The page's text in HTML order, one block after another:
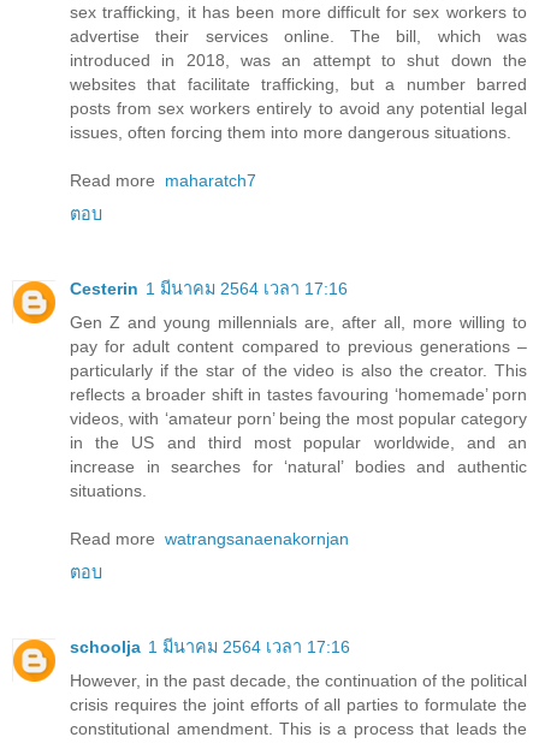
sex trafficking, it has been more difficult for sex workers to
advertise their services online. The bill, which was
introduced in 2018, was an attempt to shut down the
websites that facilitate trafficking, but a number barred
posts from sex workers entirely to avoid any potential legal
issues, often forcing them into more dangerous situations.
Read more maharatch7
ตอบ
Cesterin 1 มีนาคม 2564 เวลา 17:16
Gen Z and young millennials are, after all, more willing to
pay for adult content compared to previous generations –
particularly if the star of the video is also the creator. This
reflects a broader shift in tastes favouring ‘homemade’ porn
videos, with ‘amateur porn’ being the most popular category
in the US and third most popular worldwide, and an
increase in searches for ‘natural’ bodies and authentic
situations.
Read more watrangsanaenakornjan
ตอบ
schoolja 1 มีนาคม 2564 เวลา 17:16
However, in the past decade, the continuation of the political
crisis requires the joint efforts of all parties to formulate the
constitutional amendment. This is a process that leads the